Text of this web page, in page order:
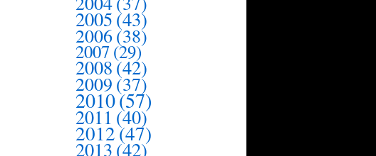
2005(43)
2006(38)
2007 (29)
2008(42)
2009 (37)
2010(57)
2011 (40)
2012(47)
2013 (42)